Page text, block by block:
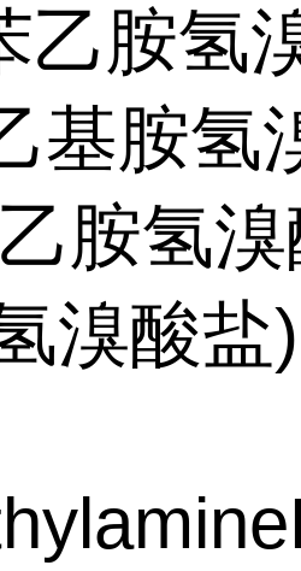
乙胺氢
基胺氢
胺氢
溴酸盐